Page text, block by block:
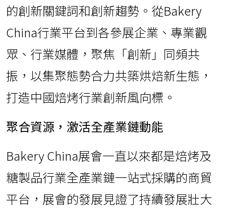
的創新關鍵詞和創新趨勢。從Bakery
China行業平台到各參展企業、專業觀
眾、行業媒體，聚焦「創新」同頻共
振，以集聚態勢合力共築烘焙新生態，
打造中國焙烤行業創新風向標。
聚合資源，激活全產業鏈動能
Bakery China展會一直以來都是焙烤及
糖製品行業全產業鏈一站式採購的商貿
平台，展會的發展見證了持續發展壯大